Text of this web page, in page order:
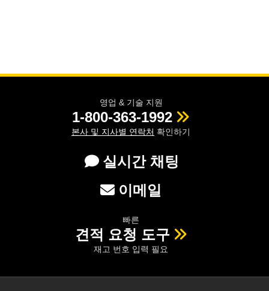
영업 & 기술 지원
1-800-363-1992
본사 및 지사별 연락처 확인하기
실시간 채팅
이메일
빠른
견적 요청 도구
재고 번호 입력 필요